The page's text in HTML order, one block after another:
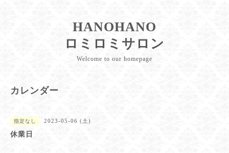
HANOHANO
ロミロミサロン
Welcome to our homepage
カレンダー
指定なし 2023-05-06 (土)
休業日